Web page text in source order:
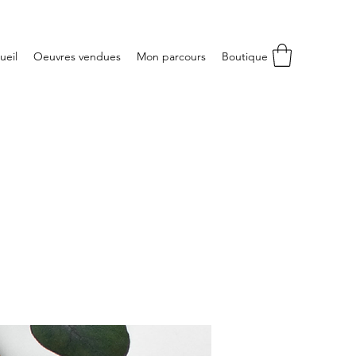
Oeuvres vendues Mon parcours Boutique